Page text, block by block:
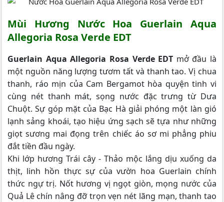
Mùi Hương Nước Hoa Guerlain Aqua
Allegoria Rosa Verde EDT
Guerlain Aqua Allegoria Rosa Verde EDT mở đầu là
một nguồn năng lượng tươm tất và thanh tao. Vị chua
thanh, ráo mịn của Cam Bergamot hòa quyện tinh vi
cùng nét thanh mát, sọng nước đặc trưng từ Dưa
Chuột. Sự góp mặt của Bạc Hà giải phóng một làn gió
lạnh sảng khoái, tạo hiệu ứng sạch sẽ tựa như những
giọt sương mai đọng trên chiếc áo sơ mi phẳng phiu
đắt tiền đầu ngày.
Khi lớp hương Trái cây - Thảo mộc lắng dịu xuống da
thịt, linh hồn thực sự của vườn hoa Guerlain chính
thức ngự trị. Nốt hương vị ngọt giòn, mọng nước của
Quả Lê chín nâng đỡ trọn vẹn nét lãng mạn, thanh tao